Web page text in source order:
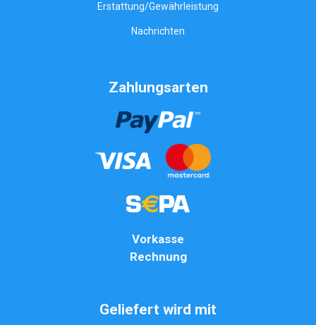
Erstattung/Gewährleistung
Nachrichten
Zahlungsarten
Vorkasse
Rechnung
Geliefert wird mit